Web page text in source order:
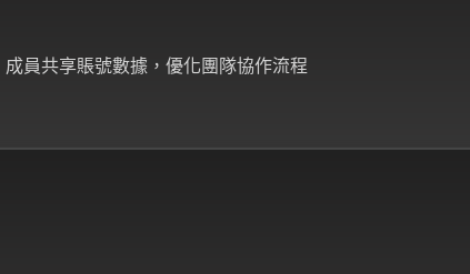
員共享賬號數據，優化團隊協作流程